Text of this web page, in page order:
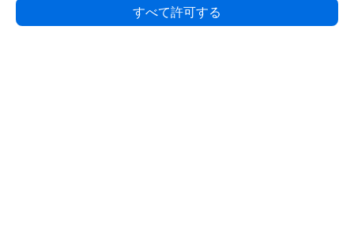
すべて許可する
About Us